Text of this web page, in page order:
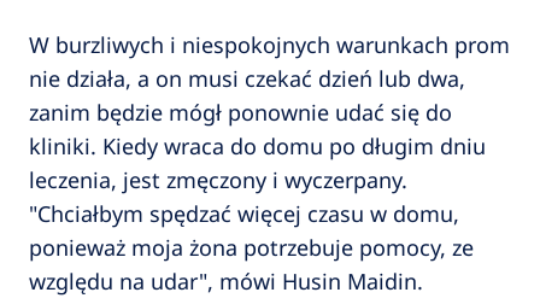
W burzliwych i niespokojnych warunkach prom
nie działa, a on musi czekać dzień lub dwa,
zanim będzie mógł ponownie udać się do
kliniki. Kiedy wraca do domu po długim dniu
leczenia, jest zmęczony i wyczerpany.
"Chciałbym spędzać więcej czasu w domu,
ponieważ moja żona potrzebuje pomocy, ze
względu na udar", mówi Husin Maidin.